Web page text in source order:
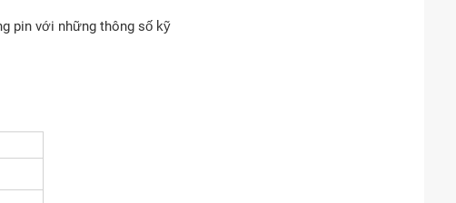
pin với những thông số kỹ